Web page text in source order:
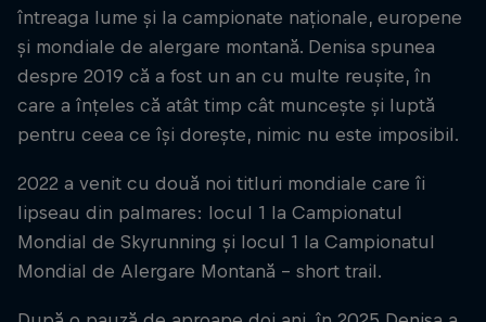
întreaga lume și la campionate naționale, europene
și mondiale de alergare montană. Denisa spunea
despre 2019 că a fost un an cu multe reușite, în
care a înțeles că atât timp cât muncește și luptă
pentru ceea ce își dorește, nimic nu este imposibil.
2022 a venit cu două noi titluri mondiale care îi
lipseau din palmares: locul 1 la Campionatul
Mondial de Skyrunning și locul 1 la Campionatul
Mondial de Alergare Montană - short trail.